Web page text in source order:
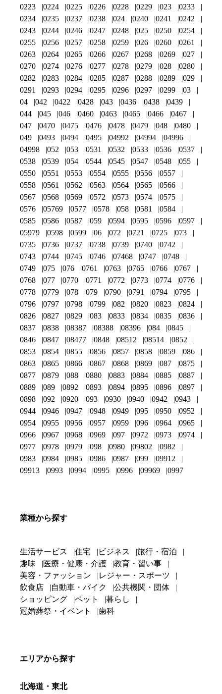
0223 0224 0225 0226 0228 0229 023
0233
0234
0235 0237 0238 024 0240 0241
0242
0243
0244 0246 0247 0248 025 0250
0254
0255
0256 0257 0258 0259 026 0260
0261
0263
0264 0265 0266 0267 0268 0269
027
0270
0274 0276 0277 0278 0279 028
0280
0282
0283 0284 0285 0287 0288 0289
029
0291
0293 0294 0295 0296 0297 0299
03
04
042 0422 0428 043 0436 0438
0439
044
045 046 0460 0463 0465 0466
0467
047
0470 0475 0476 0478 0479 048
0480
049
0493 0494 0495 04992 04994
04996
04998
052 053 0531 0532 0533 0536
0537
0538
0539 054 0544 0545 0547 0548
055
0550
0551 0553 0554 0555 0556
0557
0558
0561 0562 0563 0564 0565
0566
0567
0568 0569 0572 0573 0574
0575
0576
05769 0577 0578 058 0581
0584
0585
0586 0587 059 0594 0595 0596
0597
05979
0598 0599 06 072 0721 0725
073
0735
0736 0737 0738 0739 0740
0742
0743
0744 0745 0746 07468 0747
0748
0749
075 076 0761 0763 0765 0766
0767
0768
077 0770 0771 0772 0773 0774
0776
0778
0779 078 079 0790 0791 0794
0795
0796
0797 0798 0799 082 0820 0823
0824
0826
0827 0829 083 0833 0834 0835
0836
0837
0838 08387 08388 08396 084
0845
0846
0847 08477 0848 08512 08514
0852
0853
0854 0855 0856 0857 0858 0859
086
0863
0865 0866 0867 0868 0869 087
0875
0877
0879 088 0880 0883 0884 0885
0887
0889
089 0892 0893 0894 0895 0896
0897
0898
092 0920 093 0930 0940 0942
0943
0944
0946 0947 0948 0949 095 0950
0952
0954
0955 0956 0957 0959 096 0964
0965
0966
0967 0968 0969 097 0972 0973
0974
0977
0978 0979 098 0980 09802
0982
0983
0984 0985 0986 0987 099
09912
09913
0993 0994 0995 0996 09969 0997
業種から探す
生活サービス 住宅 ビジネス
旅行・宿泊
趣味
医療・健康・介護
教育・習い事
美容・ファッション
レジャー・スポーツ
飲食店
自動車・バイク
公共機関・団体
ショッピング
ペット
暮らし
冠婚葬祭・イベント
歯科
エリアから探す
北海道・東北